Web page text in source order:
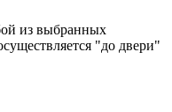
из выбранных
"до двери"